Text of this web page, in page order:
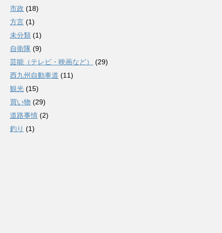
市政 (18)
方言 (1)
未分類 (1)
自衛隊 (9)
芸能（テレビ・映画など）
(29)
西九州自動車道 (11)
観光 (15)
買い物 (29)
道路事情 (2)
釣り (1)